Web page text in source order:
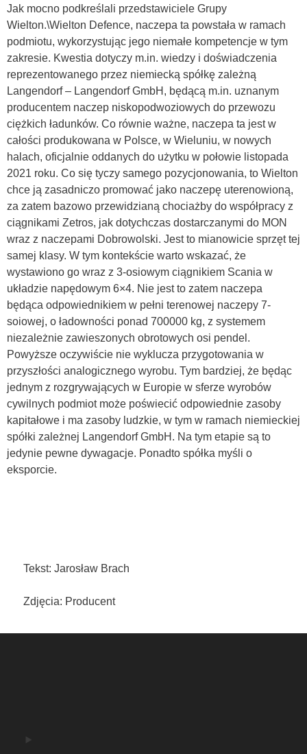
Jak mocno podkreślali przedstawiciele Grupy
Wielton.\Wielton Defence, naczepa ta powstała w ramach
podmiotu, wykorzystując jego niemałe kompetencje w tym
zakresie. Kwestia dotyczy m.in. wiedzy i doświadczenia
reprezentowanego przez niemiecką spółkę zależną
Langendorf – Langendorf GmbH, będącą m.in. uznanym
producentem naczep niskopodwoziowych do przewozu
ciężkich ładunków. Co równie ważne, naczepa ta jest w
całości produkowana w Polsce, w Wieluniu, w nowych
halach, oficjalnie oddanych do użytku w połowie listopada
2021 roku. Co się tyczy samego pozycjonowania, to Wielton
chce ją zasadniczo promować jako naczepę uterenowioną,
za zatem bazowo przewidzianą chociażby do współpracy z
ciągnikami Zetros, jak dotychczas dostarczanymi do MON
wraz z naczepami Dobrowolski. Jest to mianowicie sprzęt tej
samej klasy. W tym kontekście warto wskazać, że
wystawiono go wraz z 3-osiowym ciągnikiem Scania w
układzie napędowym 6×4. Nie jest to zatem naczepa
będąca odpowiednikiem w pełni terenowej naczepy 7-
soiowej, o ładowności ponad 700000 kg, z systemem
niezależnie zawieszonych obrotowych osi pendel.
Powyższe oczywiście nie wyklucza przygotowania w
przyszłości analogicznego wyrobu. Tym bardziej, że będąc
jednym z rozgrywających w Europie w sferze wyrobów
cywilnych podmiot może poświecić odpowiednie zasoby
kapitałowe i ma zasoby ludzkie, w tym w ramach niemieckiej
spółki zależnej Langendorf GmbH. Na tym etapie są to
jedynie pewne dywagacje. Ponadto spółka myśli o
eksporcie.
Tekst: Jarosław Brach
Zdjęcia: Producent